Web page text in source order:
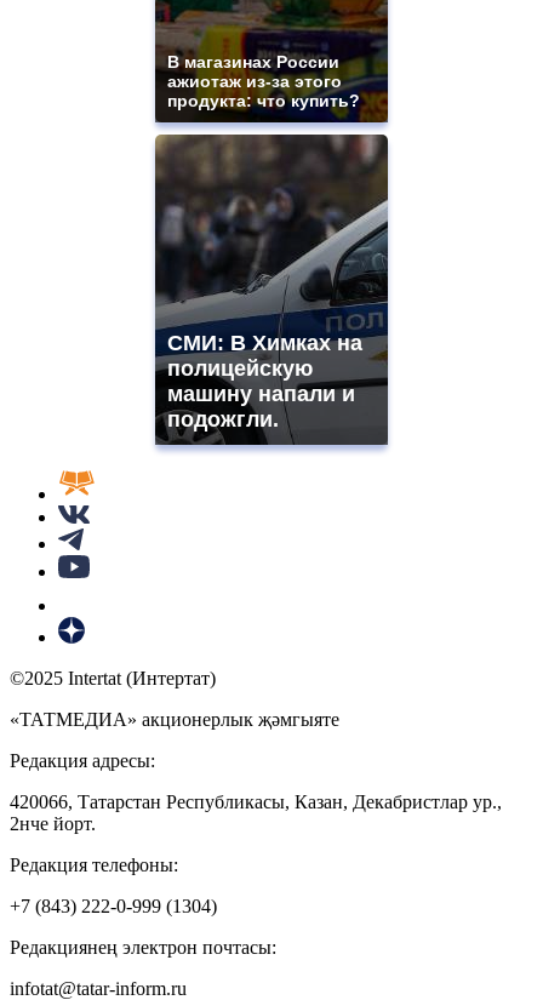
В магазинах России
ажиотаж из-за этого
продукта: что купить?
СМИ: В Химках на
полицейскую
машину напали и
подожгли.
©2025 Intertat (Интертат)
«ТАТМЕДИА» акционерлык җәмгыяте
Редакция адресы:
420066, Татарстан Республикасы, Казан, Декабристлар ур.,
2нче йорт.
Редакция телефоны:
+7 (843) 222-0-999 (1304)
Редакциянең электрон почтасы:
infotat@tatar-inform.ru